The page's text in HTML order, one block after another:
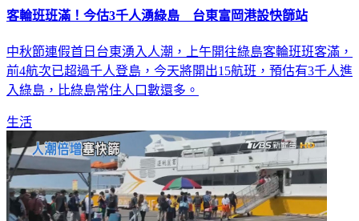
客輪班班滿！今估3千人湧綠島 台東富岡港設快篩站
中秋節連假首日台東湧入人潮，上午開往綠島客輪班班客滿，
前4航次已超過千人登島，今天將開出15航班，預估有3千人進
入綠島，比綠島常住人口數還多。
生活